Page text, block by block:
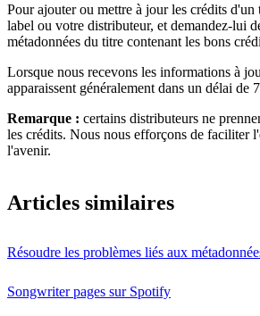
Pour ajouter ou mettre à jour les crédits d'un
label ou votre distributeur, et demandez-lui
métadonnées du titre contenant les bons
Lorsque nous recevons les informations à
apparaissent généralement dans un délai de
Remarque : certains distributeurs ne
les crédits. Nous nous efforçons de faciliter
l'avenir.
Articles similaires
Résoudre les problèmes liés aux
Songwriter pages sur Spotify